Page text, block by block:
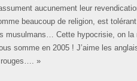
aucunement leur
beaucoup de religion, est
musulmans… Cette hypocrisie, on la
somme en 2005 ! J’aime les
rouges…. »